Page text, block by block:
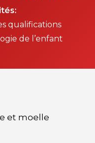
qualifications
de l’enfant
et moelle